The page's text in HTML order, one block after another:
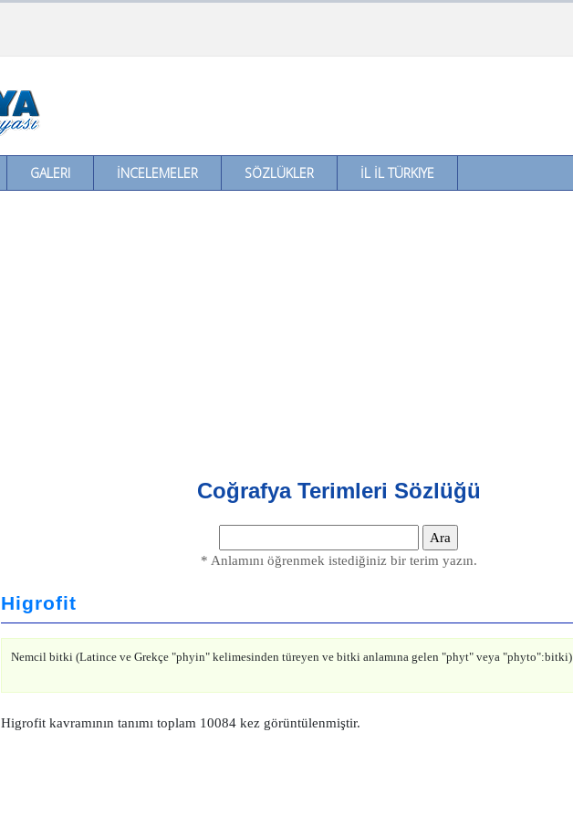
GALERI İNCELEMELER SÖZLÜKLER İL İL TÜRKIYE
Coğrafya Terimleri Sözlüğü
* Anlamını öğrenmek istediğiniz bir terim yazın.
Higrofit
Nemcil bitki (Latince ve Grekçe "phyin" kelimesinden türeyen ve bitki anlamına gelen "phyt" veya "phyto":bitki)
Higrofit kavramının tanımı toplam 10084 kez görüntülenmiştir.